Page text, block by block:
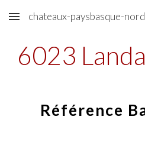
Skip to main content
chateaux-paysbasque-nord
6023
Référence